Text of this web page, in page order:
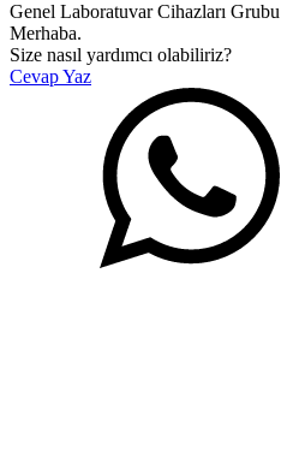
Genel Laboratuvar Cihazları Grubu
Merhaba.
Size nasıl yardımcı olabiliriz?
Cevap Yaz